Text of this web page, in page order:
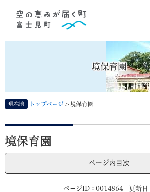
境保育園
現在地 トップページ > 境保育園
本
文
境保育園
ページ内目次
ページID：0014864 更新日